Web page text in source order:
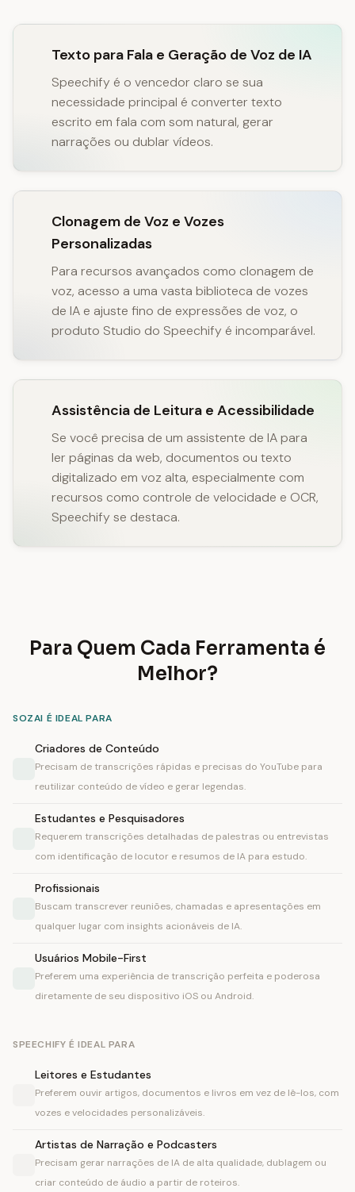
Texto para Fala e Geração de Voz de IA
Speechify é o vencedor claro se sua
necessidade principal é converter texto
escrito em fala com som natural, gerar
narrações ou dublar vídeos.
Clonagem de Voz e Vozes
Personalizadas
Para recursos avançados como clonagem de
voz, acesso a uma vasta biblioteca de vozes
de IA e ajuste fino de expressões de voz, o
produto Studio do Speechify é incomparável.
Assistência de Leitura e Acessibilidade
Se você precisa de um assistente de IA para
ler páginas da web, documentos ou texto
digitalizado em voz alta, especialmente com
recursos como controle de velocidade e OCR,
Speechify se destaca.
Para Quem Cada Ferramenta é
Melhor?
SOZAI É IDEAL PARA
Criadores de Conteúdo
Precisam de transcrições rápidas e precisas do YouTube para
reutilizar conteúdo de vídeo e gerar legendas.
Estudantes e Pesquisadores
Requerem transcrições detalhadas de palestras ou entrevistas
com identificação de locutor e resumos de IA para estudo.
Profissionais
Buscam transcrever reuniões, chamadas e apresentações em
qualquer lugar com insights acionáveis de IA.
Usuários Mobile-First
Preferem uma experiência de transcrição perfeita e poderosa
diretamente de seu dispositivo iOS ou Android.
SPEECHIFY É IDEAL PARA
Leitores e Estudantes
Preferem ouvir artigos, documentos e livros em vez de lê-los, com
vozes e velocidades personalizáveis.
Artistas de Narração e Podcasters
Precisam gerar narrações de IA de alta qualidade, dublagem ou
criar conteúdo de áudio a partir de roteiros.